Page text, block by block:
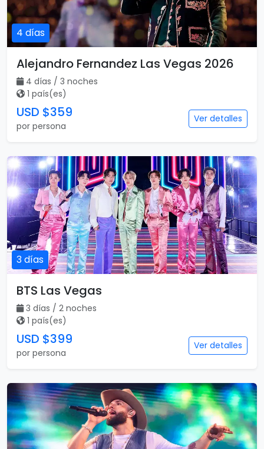
4 días
Alejandro Fernandez Las Vegas 2026
4 días / 3 noches
1 país(es)
USD $359
por persona
Ver detalles
3 días
BTS Las Vegas
3 días / 2 noches
1 país(es)
USD $399
por persona
Ver detalles